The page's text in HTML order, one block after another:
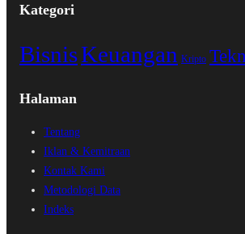
Kategori
BisnisKeuangan Kripto
Halaman
Tentang
Iklan & Kemitraan
Kontak Kami
Metodologi Data
Indeks